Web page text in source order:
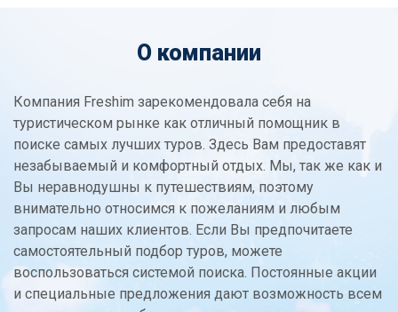
О компании
Компания Freshim зарекомендовала себя на
туристическом рынке как отличный помощник в
поиске самых лучших туров. Здесь Вам предоставят
незабываемый и комфортный отдых. Мы, так же как и
Вы неравнодушны к путешествиям, поэтому
внимательно относимся к пожеланиям и любым
запросам наших клиентов. Если Вы предпочитаете
самостоятельный подбор туров, можете
воспользоваться системой поиска. Постоянные акции
и специальные предложения дают возможность всем